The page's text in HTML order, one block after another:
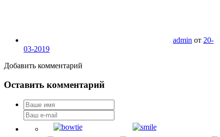
admin от 20-
03-2019
Добавить комментарий
Оставить комментарий